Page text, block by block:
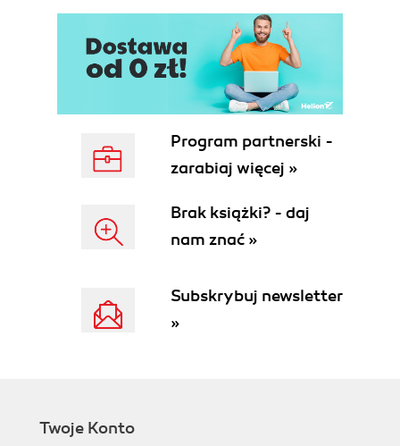
Program partnerski -
zarabiaj więcej »
Brak książki? - daj
nam znać »
Subskrybuj newsletter
»
Twoje Konto